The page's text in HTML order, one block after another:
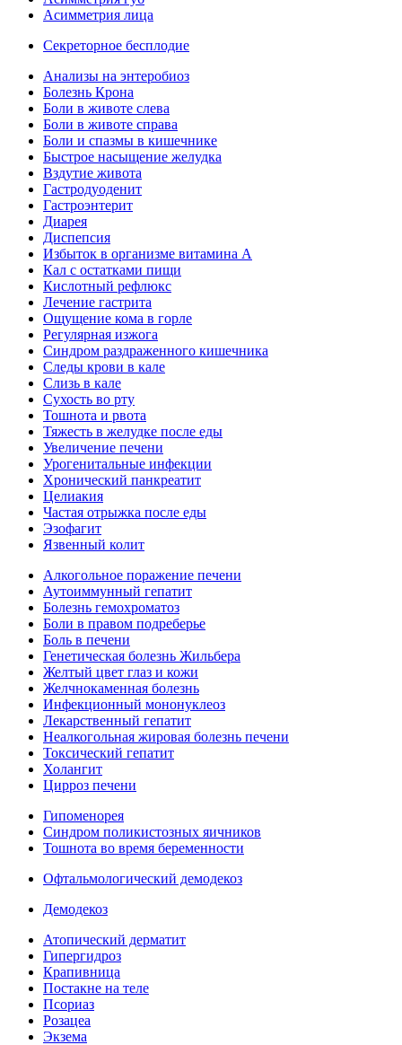
Асимметрия лица
Секреторное бесплодие
Анализы на энтеробиоз
Болезнь Крона
Боли в животе слева
Боли в животе справа
Боли и спазмы в кишечнике
Быстрое насыщение желудка
Вздутие живота
Гастродуоденит
Гастроэнтерит
Диарея
Диспепсия
Избыток в организме витамина А
Кал с остатками пищи
Кислотный рефлюкс
Лечение гастрита
Ощущение кома в горле
Регулярная изжога
Синдром раздраженного кишечника
Следы крови в кале
Слизь в кале
Сухость во рту
Тошнота и рвота
Тяжесть в желудке после еды
Увеличение печени
Урогенитальные инфекции
Хронический панкреатит
Целиакия
Частая отрыжка после еды
Эзофагит
Язвенный колит
Алкогольное поражение печени
Аутоиммунный гепатит
Болезнь гемохроматоз
Боли в правом подреберье
Боль в печени
Генетическая болезнь Жильбера
Желтый цвет глаз и кожи
Желчнокаменная болезнь
Инфекционный мононуклеоз
Лекарственный гепатит
Неалкогольная жировая болезнь печени
Токсический гепатит
Холангит
Цирроз печени
Гипоменорея
Синдром поликистозных яичников
Тошнота во время беременности
Офтальмологический демодекоз
Демодекоз
Атопический дерматит
Гипергидроз
Крапивница
Постакне на теле
Псориаз
Розацеа
Экзема